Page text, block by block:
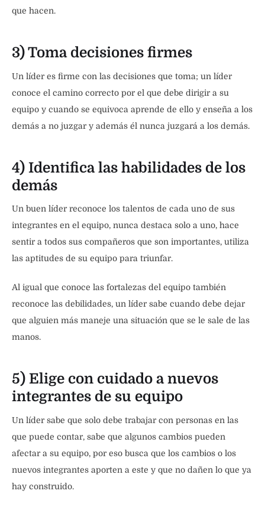
que hacen.
3) Toma decisiones firmes
Un líder es firme con las decisiones que toma; un líder
conoce el camino correcto por el que debe dirigir a su
equipo y cuando se equivoca aprende de ello y enseña a los
demás a no juzgar y además él nunca juzgará a los demás.
4) Identifica las habilidades de los
demás
Un buen líder reconoce los talentos de cada uno de sus
integrantes en el equipo, nunca destaca solo a uno, hace
sentir a todos sus compañeros que son importantes, utiliza
las aptitudes de su equipo para triunfar.
Al igual que conoce las fortalezas del equipo también
reconoce las debilidades, un líder sabe cuando debe dejar
que alguien más maneje una situación que se le sale de las
manos.
5) Elige con cuidado a nuevos
integrantes de su equipo
Un líder sabe que solo debe trabajar con personas en las
que puede contar, sabe que algunos cambios pueden
afectar a su equipo, por eso busca que los cambios o los
nuevos integrantes aporten a este y que no dañen lo que ya
hay construido.